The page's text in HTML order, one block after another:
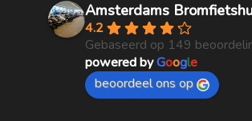
Amsterdams
4.2
Gebaseerd op 149
powered byGoogle
beoordeel ons op